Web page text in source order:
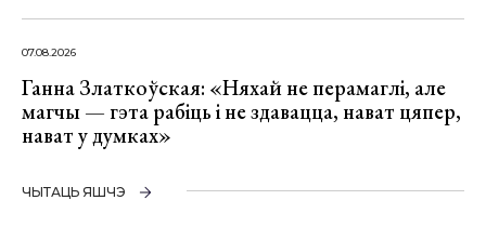
07.08.2026
Ганна Златкоўская: «Няхай не перамаглі, але
магчы — гэта рабіць і не здавацца, нават цяпер,
нават у думках»
ЧЫТАЦЬ ЯШЧЭ